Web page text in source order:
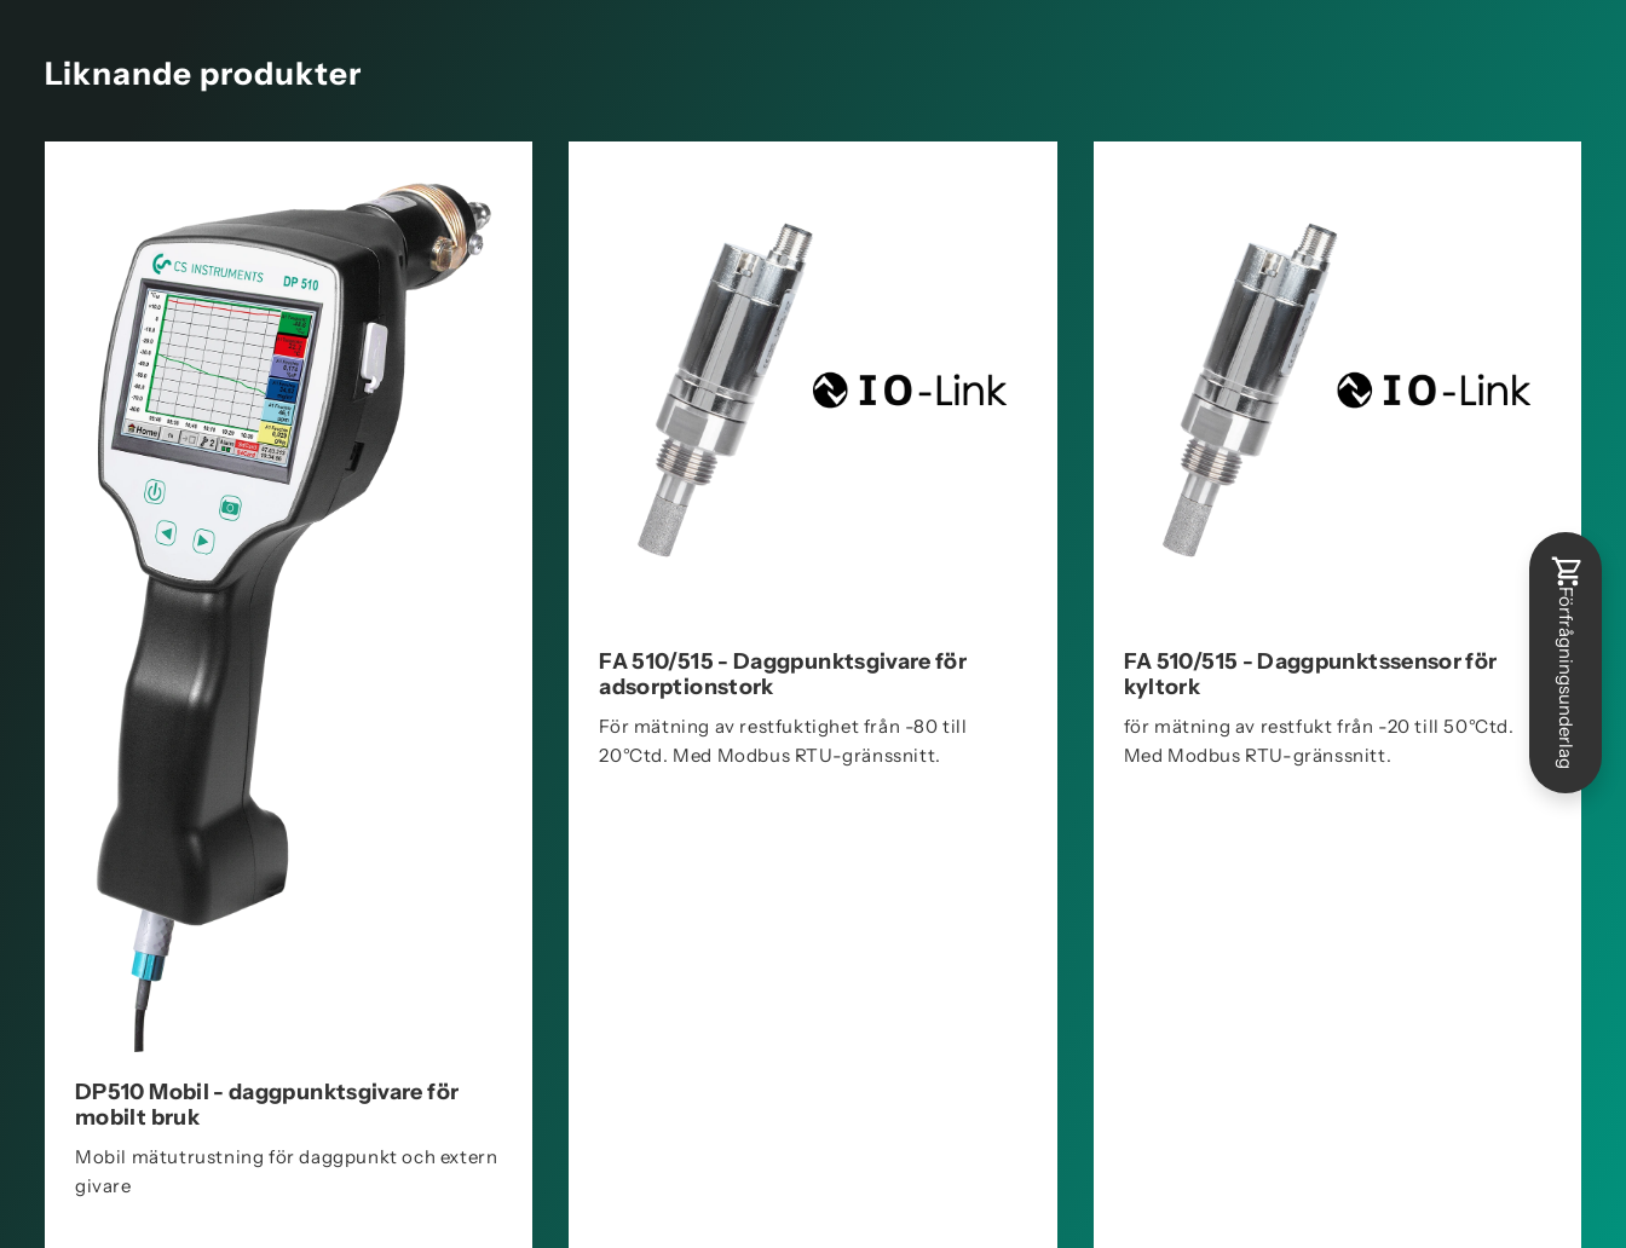
Liknande produkter
DP510 Mobil - daggpunktsgivare för
mobilt bruk
Mobil mätutrustning för daggpunkt och extern
givare
FA 510/515 - Daggpunktsgivare för
adsorptionstork
För mätning av restfuktighet från -80 till
20°Ctd. Med Modbus RTU-gränssnitt.
FA 510/515 - Daggpunktssensor för
kyltork
för mätning av restfukt från -20 till 50°Ctd.
Med Modbus RTU-gränssnitt.
Förfrågningsunderlag